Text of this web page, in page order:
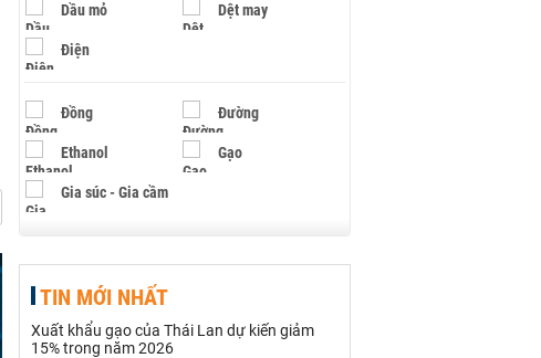
Dầu mỏ Dệt may
Điện
Đồng Đường
Ethanol Gạo
Gia súc - Gia cầm
Hạt điều
Khí đốt
TIN MỚI NHẤT
Xuất khẩu gạo của Thái Lan dự kiến giảm
15% trong năm 2026